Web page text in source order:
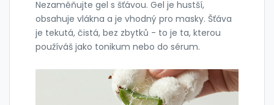
Nezaměňujte gel s šťávou. Gel je hustší,
obsahuje vlákna a je vhodný pro masky. Šťáva
je tekutá, čistá, bez zbytků - to je ta, kterou
používáš jako tonikum nebo do sérum.